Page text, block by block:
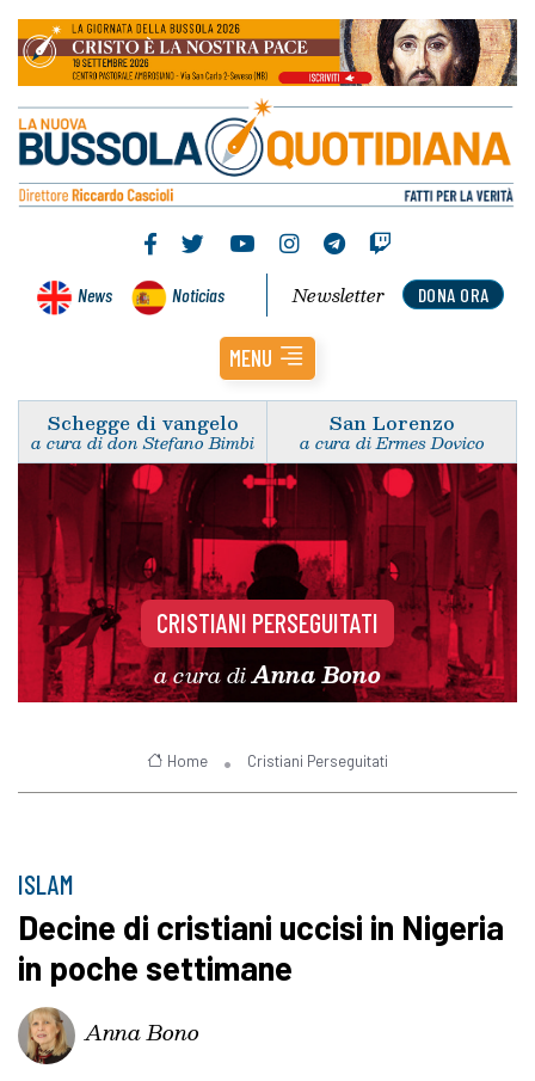
News Noticias DONA ORA
Newsletter
MENU
Schegge di vangelo
a cura di don Stefano Bimbi
San Lorenzo
a cura di Ermes Dovico
CRISTIANI PERSEGUITATI
a cura diAnna Bono
Home Cristiani Perseguitati
ISLAM
Decine di cristiani uccisi in Nigeria
in poche settimane
Anna Bono